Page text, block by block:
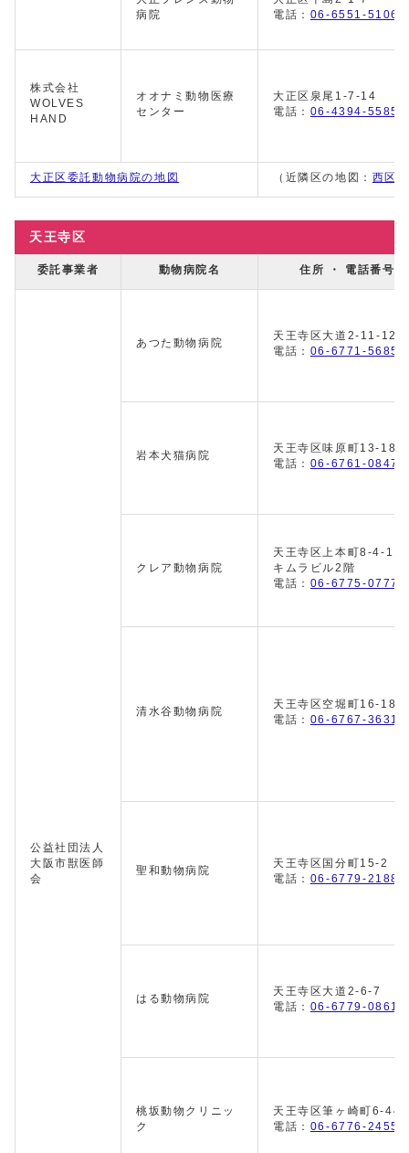
病院
電話： 06-6551-5106
株式会社
WOLVES
HAND
オオナミ動物医療
センター
大正区泉尾1-7-14
電話： 06-4394-5585
大正区委託動物病院の地図 （近隣区の地図： 西区
天王寺区
委託事業者 動物病院名 住所 ・ 電話番号
公益社団法人
大阪市獣医師
会
あつた動物病院
天王寺区大道2-11-12
電話： 06-6771-5685
岩本犬猫病院
天王寺区味原町13-18
電話： 06-6761-0847
クレア動物病院
天王寺区上本町8-4-
キムラビル2階
電話： 06-6775-0777
清水谷動物病院
天王寺区空堀町16-18
電話： 06-6767-3631
聖和動物病院
天王寺区国分町15-2
電話： 06-6779-2188
はる動物病院
天王寺区大道2-6-7
電話： 06-6779-0861
桃坂動物クリニッ
ク
天王寺区筆ヶ崎町6-44
電話： 06-6776-2455